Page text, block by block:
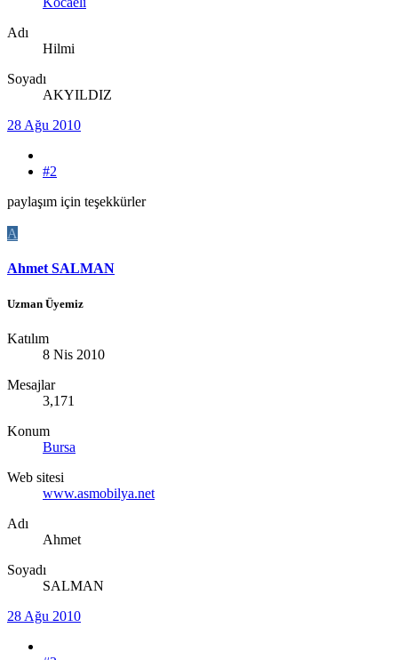
Adı
Hilmi
Soyadı
AKYILDIZ
28 Ağu 2010
#2
paylaşım için teşekkürler
A
Ahmet SALMAN
Uzman Üyemiz
Katılım
8 Nis 2010
Mesajlar
3,171
Konum
Bursa
Web sitesi
www.asmobilya.net
Adı
Ahmet
Soyadı
SALMAN
28 Ağu 2010